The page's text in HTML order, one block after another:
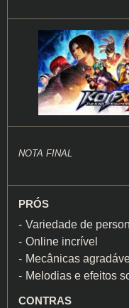
NOTA FINAL
PRÓS
Variedade de
Online incrível
Mecânicas
Melodias e efeitos
CONTRAS